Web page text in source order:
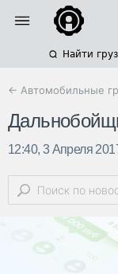
Найти
← Автомобильные
12:40, 3 Апреля